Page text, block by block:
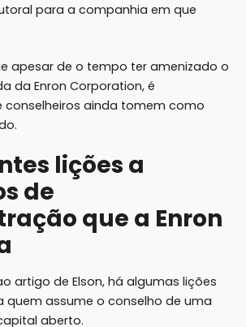
para a companhia em que
apesar de o tempo ter amenizado o
da Enron Corporation, é
conselheiros ainda tomem como
lições a
de
que a Enron
artigo de Elson, há algumas lições
quem assume o conselho de uma
aberto.